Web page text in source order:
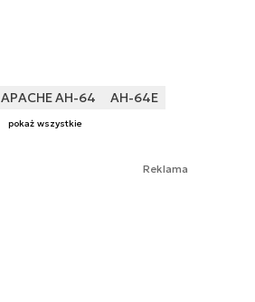
APACHE AH-64
AH-64E
pokaż wszystkie
Reklama